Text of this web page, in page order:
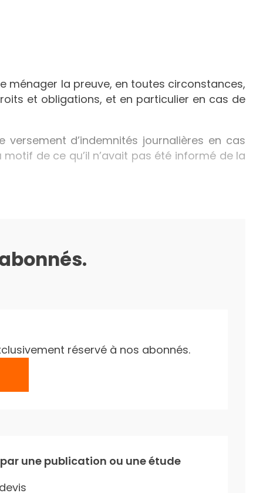
ménager la preuve, en toutes circonstances,
et obligations, et en particulier en cas de
versement d’indemnités journalières en cas
de ce qu’il n’avait pas été informé de la
réservé à nos abonnés.
une publication ou une étude